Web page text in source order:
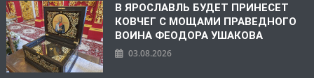
В ЯРОСЛАВЛЬ БУДЕТ ПРИНЕСЕТ
КОВЧЕГ С МОЩАМИ ПРАВЕДНОГО
ВОИНА ФЕОДОРА УШАКОВА
03.08.2026